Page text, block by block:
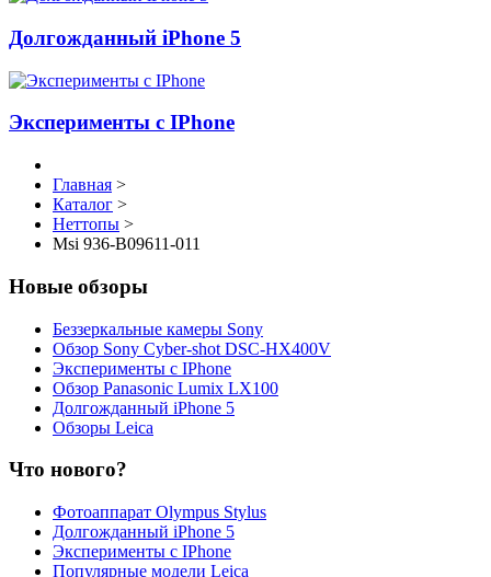
Долгожданный iPhone 5
Эксперименты с IPhone
Главная >
Каталог >
Неттопы >
Msi 936-B09611-011
Новые обзоры
Беззеркальные камеры Sony
Обзор Sony Cyber-shot DSC-HX400V
Эксперименты с IPhone
Обзор Panasonic Lumix LX100
Долгожданный iPhone 5
Обзоры Leica
Что нового?
Фотоаппарат Olympus Stylus
Долгожданный iPhone 5
Эксперименты с IPhone
Популярные модели Leica